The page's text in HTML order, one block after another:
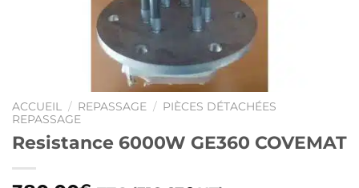
ACCUEIL / REPASSAGE / PIÈCES DÉTACHÉES
REPASSAGE
Resistance 6000W GE360 COVEMAT